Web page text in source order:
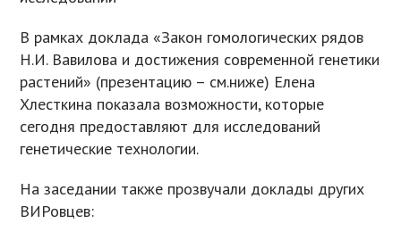
В рамках доклада «Закон гомологических рядов
Н.И. Вавилова и достижения современной генетики
растений» (презентацию – см.ниже) Елена
Хлесткина показала возможности, которые
сегодня предоставляют для исследований
генетические технологии.
На заседании также прозвучали доклады других
ВИРовцев: